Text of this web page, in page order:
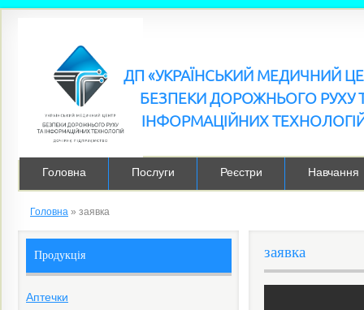
ДП «УКРАЇНСЬКИЙ МЕДИЧНИЙ
БЕЗПЕКИ ДОРОЖНЬОГО РУХУ
ІНФОРМАЦІЙНИХ
Головна Послуги Реєстри Навчання
Головна » заявка
заявка
Продукція
Аптечки